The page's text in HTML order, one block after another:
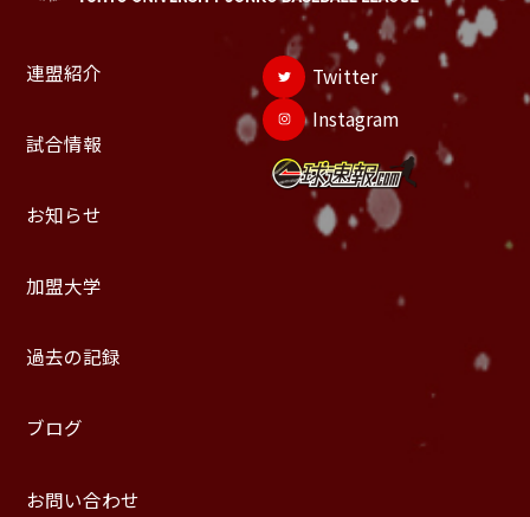
連盟紹介
試合情報
お知らせ
加盟大学
過去の記録
ブログ
お問い合わせ
Twitter
Instagram